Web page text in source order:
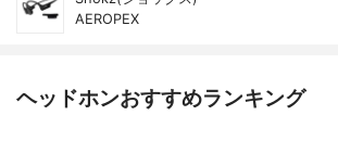
AEROPEX
ヘッドホンおすすめランキング